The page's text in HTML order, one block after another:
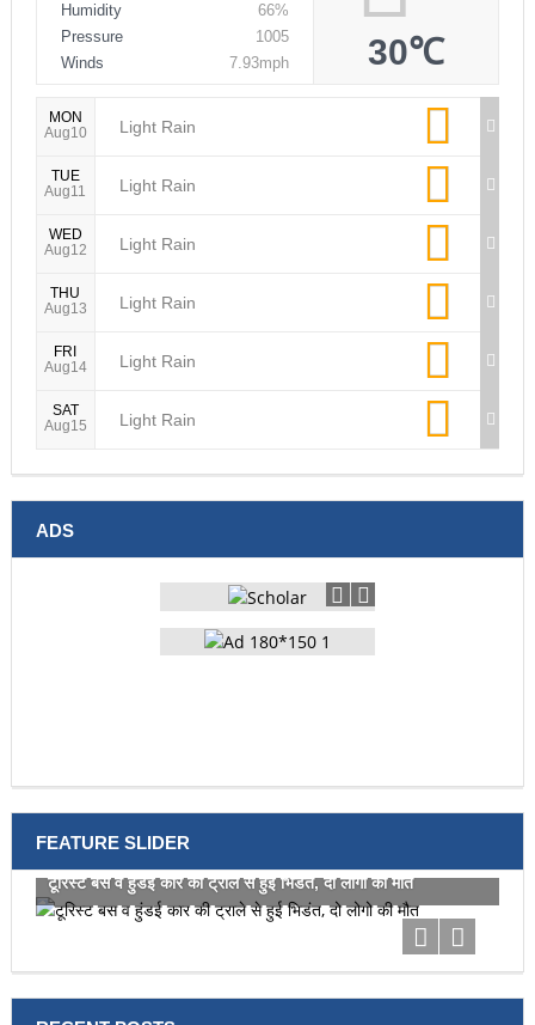
Humidity
66%
Pressure
1005
Winds
7.93mph 30℃
MON
Aug10
Light Rain
TUE
Aug11
Light Rain
WED
Aug12
Light Rain
THU
Aug13
Light Rain
FRI
Aug14
Light Rain
SAT
Aug15
Light Rain
ADS
FEATURE SLIDER
टूरिस्ट बस व हुंडई कार की ट्राले से हुई भिडंत, दो लोगो की मौत